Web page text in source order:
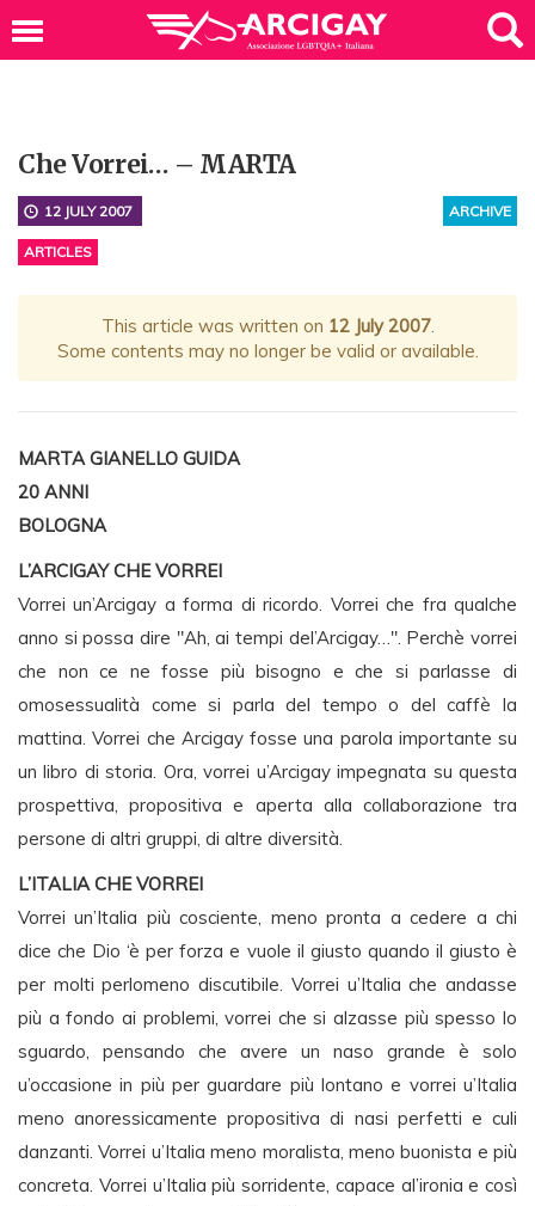
Che Vorrei… – MARTA
ARCHIVE
12 JULY 2007
ARTICLES
This article was written on 12 July 2007.
Some contents may no longer be valid or available.
MARTA GIANELLO GUIDA
20 ANNI
BOLOGNA
L’ARCIGAY CHE VORREI
Vorrei un’Arcigay a forma di ricordo. Vorrei che fra qualche
anno si possa dire "Ah, ai tempi del’Arcigay…". Perchè vorrei
che non ce ne fosse più bisogno e che si parlasse di
omosessualità come si parla del tempo o del caffè la
mattina. Vorrei che Arcigay fosse una parola importante su
un libro di storia. Ora, vorrei u’Arcigay impegnata su questa
prospettiva, propositiva e aperta alla collaborazione tra
persone di altri gruppi, di altre diversità.
L’ITALIA CHE VORREI
Vorrei un’Italia più cosciente, meno pronta a cedere a chi
dice che Dio ‘è per forza e vuole il giusto quando il giusto è
per molti perlomeno discutibile. Vorrei u’Italia che andasse
più a fondo ai problemi, vorrei che si alzasse più spesso lo
sguardo, pensando che avere un naso grande è solo
u’occasione in più per guardare più lontano e vorrei u’Italia
meno anoressicamente propositiva di nasi perfetti e culi
danzanti. Vorrei u’Italia meno moralista, meno buonista e più
concreta. Vorrei u’Italia più sorridente, capace al’ironia e così